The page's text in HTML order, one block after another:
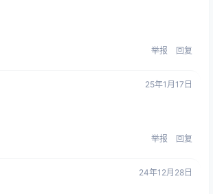
举报 回复
25年1月17日
举报 回复
24年12月28日